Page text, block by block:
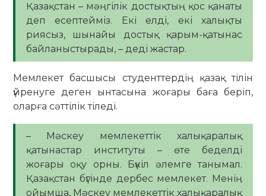
Қазақстан – мәңгілік достықтың қос қанаты
деп есептейміз. Екі елді, екі халықты
риясыз, шынайы достық қарым-қатынас
байланыстырады, – деді жастар.
Мемлекет басшысы студенттердің қазақ тілін
үйренуге деген ынтасына жоғары баға беріп,
оларға сәттілік тіледі.
– Мәскеу мемлекеттік халықаралық
қатынастар институты – өте беделді
жоғары оқу орны. Бүкіл әлемге танымал.
Қазақстан бүгінде дербес мемлекет. Менің
ойымша, Мәскеу мемлекеттік халықаралық